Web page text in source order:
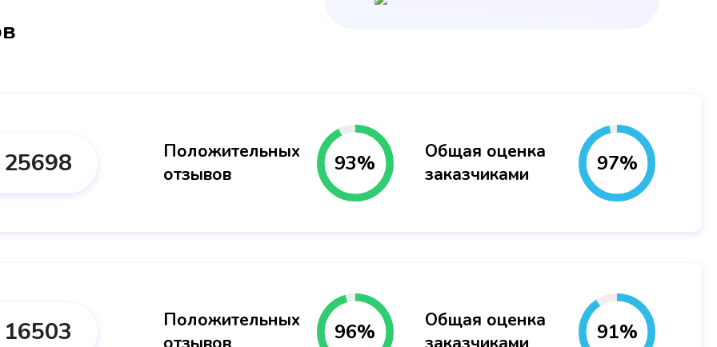
25698
Положительных
отзывов
93%
Общая оценка
заказчиками
97%
16503
Положительных
96%
Общая оценка
91%